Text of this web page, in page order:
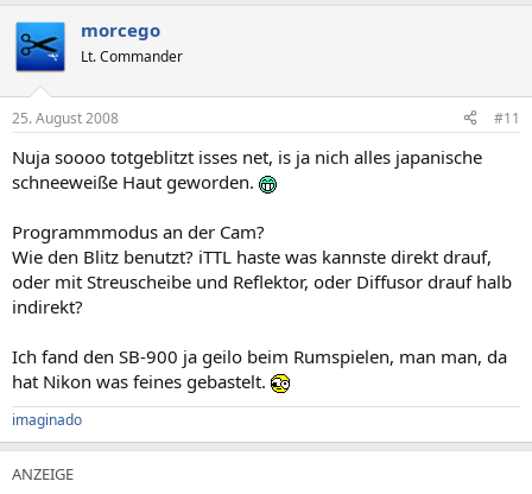
morcego
Lt. Commander
25. August 2008 #11
Nuja soooo totgeblitzt isses net, is ja nich alles japanische
schneeweiße Haut geworden.
Programmmodus an der Cam?
Wie den Blitz benutzt? iTTL haste was kannste direkt drauf,
oder mit Streuscheibe und Reflektor, oder Diffusor drauf halb
indirekt?
Ich fand den SB-900 ja geilo beim Rumspielen, man man, da
hat Nikon was feines gebastelt.
imaginado